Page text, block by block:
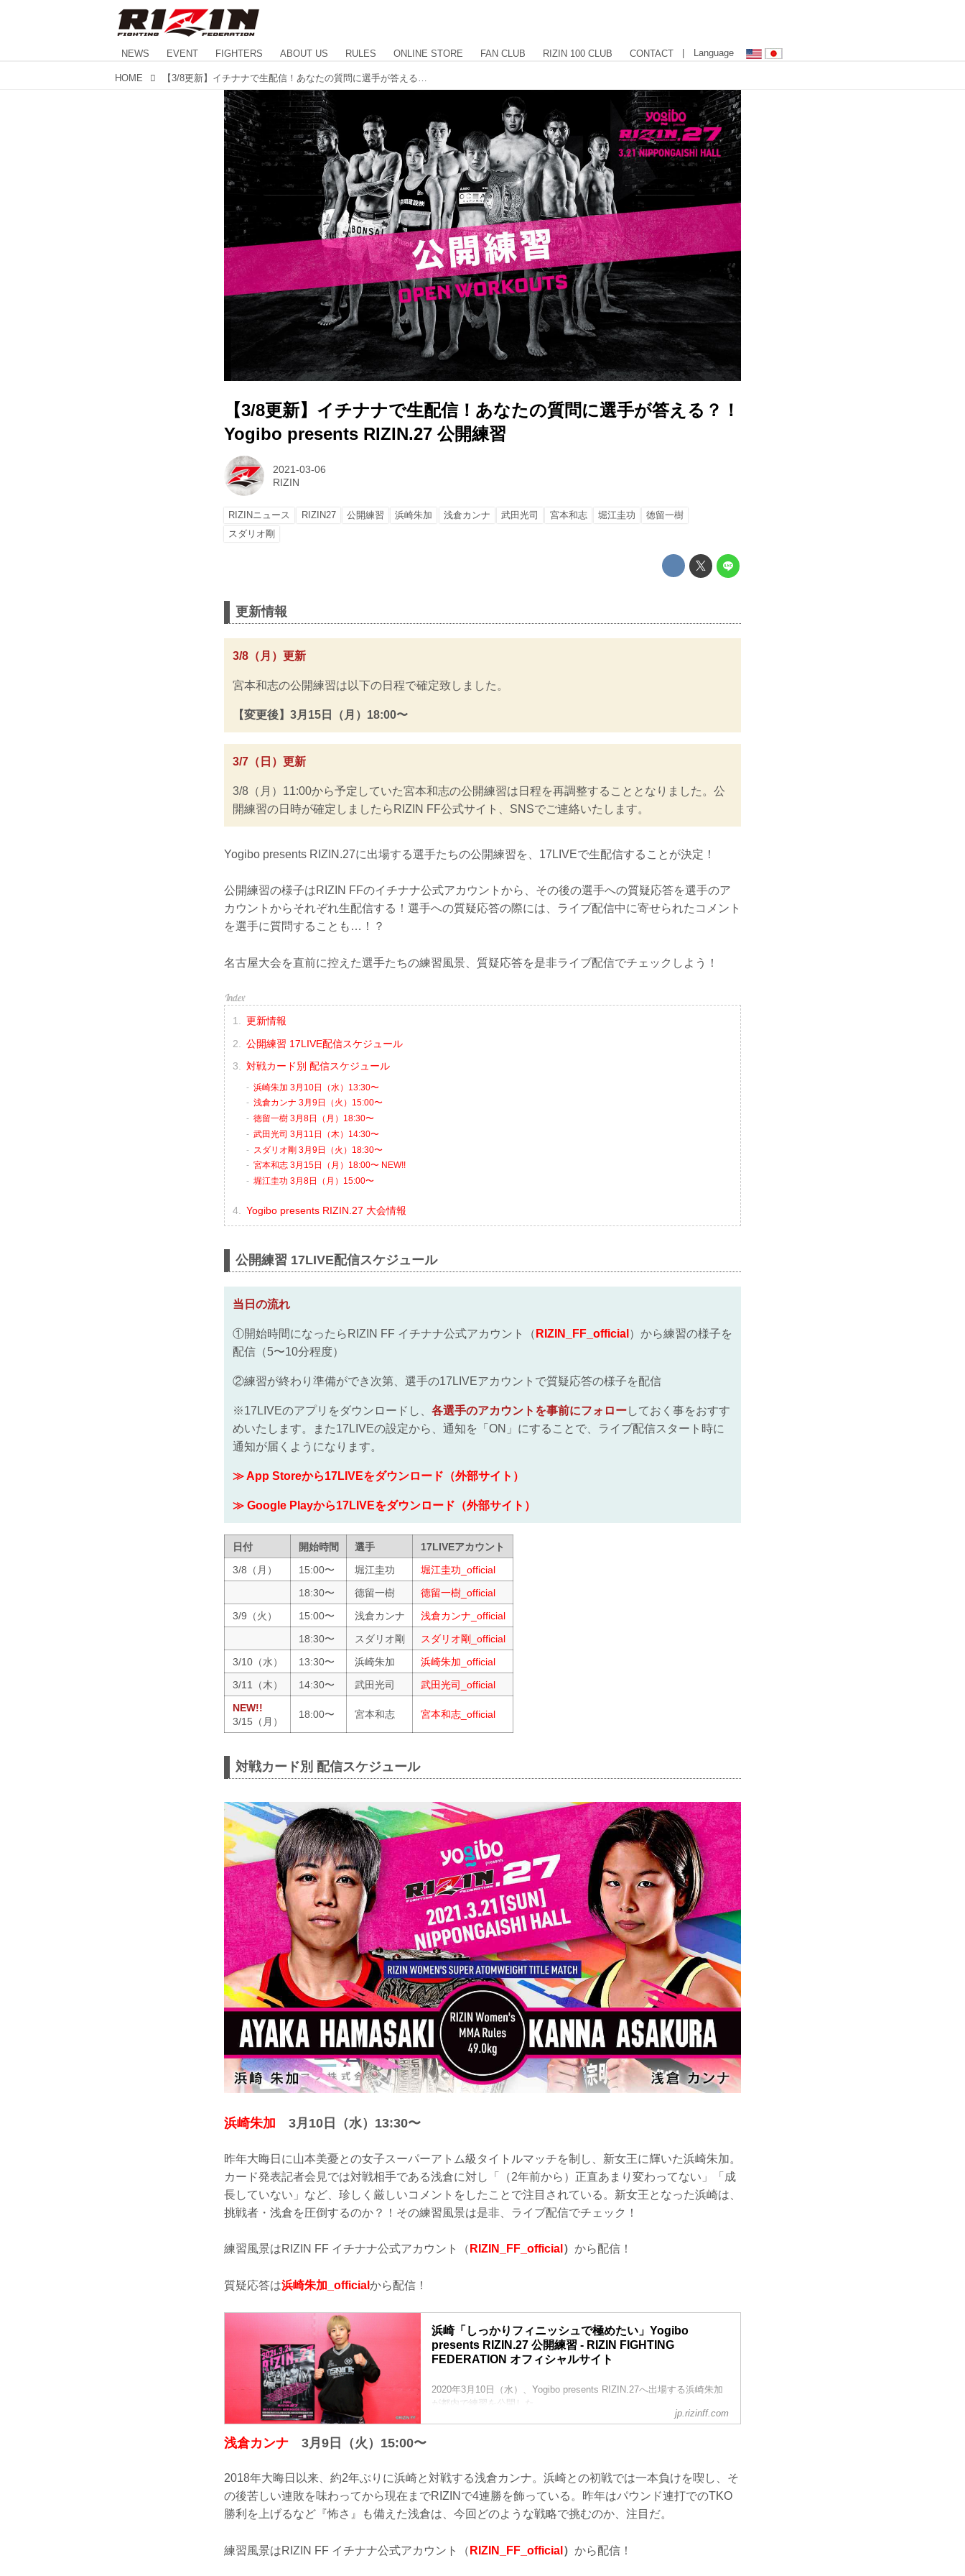
NEWS EVENT FIGHTERS ABOUT US RULES ONLINE STORE FAN CLUB RIZIN 100 CLUB CONTACT | Language
HOME
【3/8更新】イチナナで生配信！あなたの質問に選手が答える？！
Yogibo presents RIZIN.27 公開練習
2021-03-06
RIZIN
RIZINニュース RIZIN27 公開練習 浜崎朱加 浅倉カンナ 武田光司 宮本和志 堀江圭功
徳留一樹
スダリオ剛
更新情報
3/8（月）更新
宮本和志の公開練習は以下の日程で確定致しました。
【変更後】3月15日（月）18:00〜
3/7（日）更新
3/8（月）11:00から予定していた宮本和志の公開練習は日程を再調整することとなりました。公
開練習の日時が確定しましたらRIZIN FF公式サイト、SNSでご連絡いたします。
Yogibo presents RIZIN.27に出場する選手たちの公開練習を、17LIVEで生配信することが決定！
公開練習の様子はRIZIN FFのイチナナ公式アカウントから、その後の選手への質疑応答を選手のア
カウントからそれぞれ生配信する！選手への質疑応答の際には、ライブ配信中に寄せられたコメント
を選手に質問することも…！？
名古屋大会を直前に控えた選手たちの練習風景、質疑応答を是非ライブ配信でチェックしよう！
更新情報
公開練習 17LIVE配信スケジュール
対戦カード別 配信スケジュール
浜崎朱加 3月10日（水）13:30〜
浅倉カンナ 3月9日（火）15:00〜
徳留一樹 3月8日（月）18:30〜
武田光司 3月11日（木）14:30〜
スダリオ剛 3月9日（火）18:30〜
宮本和志 3月15日（月）18:00〜 NEW!!
堀江圭功 3月8日（月）15:00〜
Yogibo presents RIZIN.27 大会情報
公開練習 17LIVE配信スケジュール
当日の流れ
①開始時間になったらRIZIN FF イチナナ公式アカウント（ RIZIN_FF_official ）から練習の様子を
配信（5〜10分程度）
②練習が終わり準備ができ次第、選手の17LIVEアカウントで質疑応答の様子を配信
※17LIVEのアプリをダウンロードし、 各選手のアカウントを事前にフォローしておく事をおすす
めいたします。また17LIVEの設定から、通知を「ON」にすることで、ライブ配信スタート時に
通知が届くようになります。
≫ App Storeから17LIVEをダウンロード（外部サイト）
≫ Google Playから17LIVEをダウンロード（外部サイト）
日付 開始時間 選手
17LIVEアカウント
3/8（月）
15:00〜 堀江圭功
堀江圭功_official
18:30〜
徳留一樹
徳留一樹_official
3/9（火）
15:00〜 浅倉カンナ
浅倉カンナ_official
18:30〜
スダリオ剛
スダリオ剛_official
3/10（水）
13:30〜 浜崎朱加
浜崎朱加_official
3/11（木）
14:30〜 武田光司
武田光司_official
NEW!!
3/15（月）
18:00〜 宮本和志 宮本和志_official
対戦カード別 配信スケジュール
浜崎朱加 3月10日（水）13:30〜
昨年大晦日に山本美憂との女子スーパーアトム級タイトルマッチを制し、新女王に輝いた浜崎朱加。
カード発表記者会見では対戦相手である浅倉に対し「（2年前から）正直あまり変わってない」「成
長していない」など、珍しく厳しいコメントをしたことで注目されている。新女王となった浜崎は、
挑戦者・浅倉を圧倒するのか？！その練習風景は是非、ライブ配信でチェック！
練習風景はRIZIN FF イチナナ公式アカウント（ RIZIN_FF_official ） から配信！
質疑応答は浜崎朱加_official から配信！
浜崎「しっかりフィニッシュで極めたい」Yogibo
presents RIZIN.27 公開練習 - RIZIN FIGHTING
FEDERATION オフィシャルサイト
2020年3月10日（水）、Yogibo presents RIZIN.27へ出場する浜崎朱加
が都内で練習を公開した。
昨年大晦日に山本美憂との女子スーパーアトム級タイトルマッチを制
女王となった浜崎は、どの様に挑戦者・浅倉を圧倒するのか。
公開練習では、2分間のグラップリングスパーを披露。その後、インタ
ビ...
jp.rizinff.com
浅倉カンナ 3月9日（火）15:00〜
2018年大晦日以来、約2年ぶりに浜崎と対戦する浅倉カンナ。浜崎との初戦では一本負けを喫し、そ
の後苦しい連敗を味わってから現在までRIZINで4連勝を飾っている。昨年はパウンド連打でのTKO
勝利を上げるなど『怖さ』も備えた浅倉は、今回どのような戦略で挑むのか、注目だ。
練習風景はRIZIN FF イチナナ公式アカウント（ RIZIN_FF_official ） から配信！